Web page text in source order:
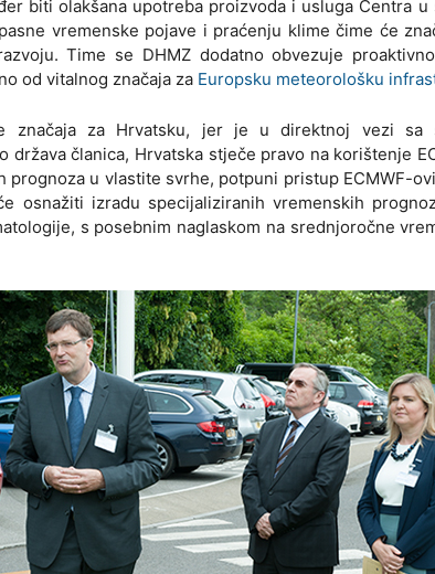
biti olakšana upotreba proizvoda i usluga Centra
vremenske pojave i praćenju klime čime će
Time se DHMZ dodatno obvezuje
od vitalnog značaja za Europsku meteorološku
značaja za Hrvatsku, jer je u direktnoj vezi sa
država članica, Hrvatska stječe pravo na korištenje
u vlastite svrhe, potpuni pristup ECMWF-
osnažiti izradu specijaliziranih vremenskih
s posebnim naglaskom na srednjoročne